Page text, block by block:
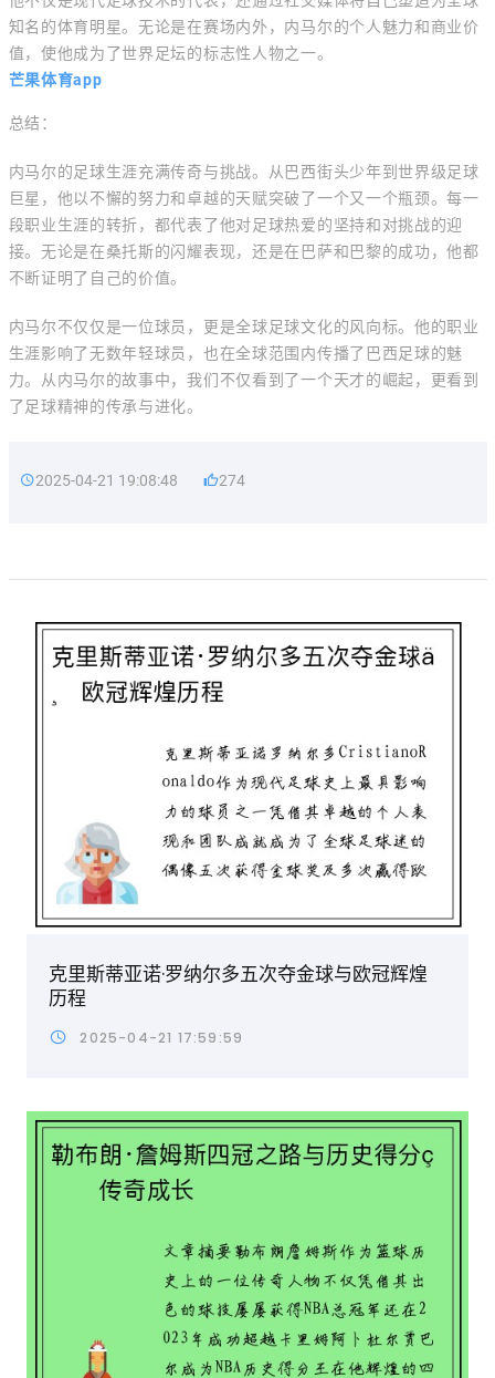
知名的体育明星。无论是在赛场内外，内马尔的个人魅力和商业价
值，使他成为了世界足坛的标志性人物之一。
芒果体育app
总结：
内马尔的足球生涯充满传奇与挑战。从巴西街头少年到世界级足球
巨星，他以不懈的努力和卓越的天赋突破了一个又一个瓶颈。每一
段职业生涯的转折，都代表了他对足球热爱的坚持和对挑战的迎
接。无论是在桑托斯的闪耀表现，还是在巴萨和巴黎的成功，他都
不断证明了自己的价值。
内马尔不仅仅是一位球员，更是全球足球文化的风向标。他的职业
生涯影响了无数年轻球员，也在全球范围内传播了巴西足球的魅
力。从内马尔的故事中，我们不仅看到了一个天才的崛起，更看到
了足球精神的传承与进化。
2025-04-21 19:08:48 274
克里斯蒂亚诺·罗纳尔多五次夺金球与欧冠辉煌
历程
2025-04-21 17:59:59